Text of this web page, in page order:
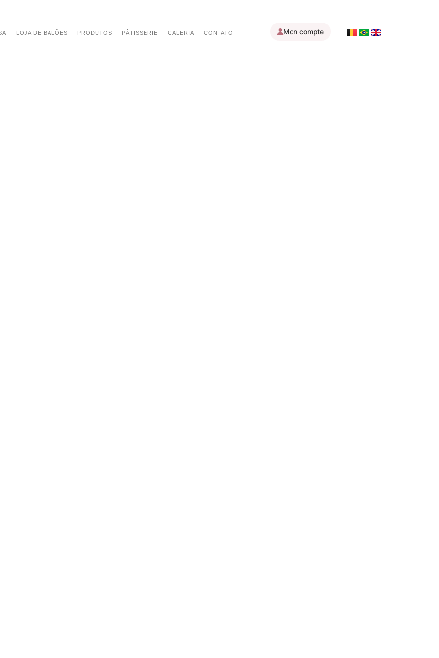
LOJA DE BALÕES PRODUTOS PÂTISSERIE GALERIA CONTATO Mon compte